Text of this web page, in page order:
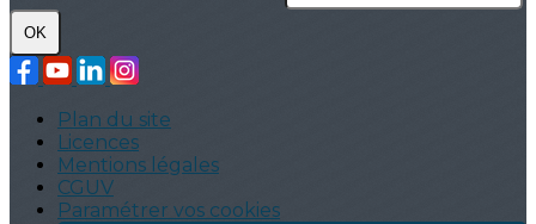
OK
Plan du site
Licences
Mentions légales
CGUV
Paramétrer vos cookies